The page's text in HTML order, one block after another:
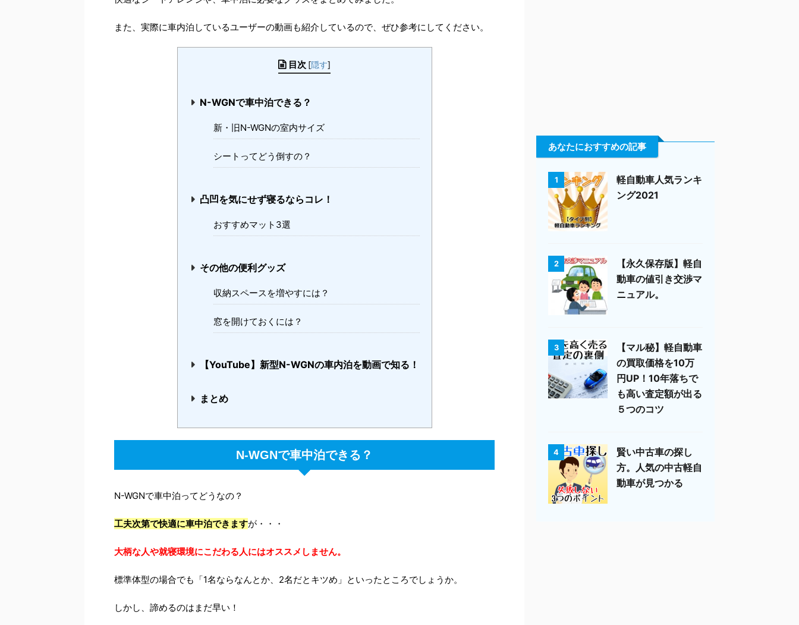
また、実際に車内泊しているユーザーの動画も紹介しているので、ぜひ参考にしてください。
目次 [隠す]
N-WGNで車中泊できる？
新・旧N-WGNの室内サイズ
シートってどう倒すの？
凸凹を気にせず寝るならコレ！
おすすめマット3選
その他の便利グッズ
収納スペースを増やすには？
窓を開けておくには？
【YouTube】新型N-WGNの車内泊を動画で知る！
まとめ
N-WGNで車中泊できる？
N-WGNで車中泊ってどうなの？
工夫次第で快適に車中泊できますが・・・
大柄な人や就寝環境にこだわる人にはオススメしません。
標準体型の場合でも「1名ならなんとか、2名だとキツめ」といったところでしょうか。
しかし、諦めるのはまだ早い！
あなたにおすすめの記事
1
軽自動車人気ランキ
ング2021
2
【永久保存版】軽自
動車の値引き交渉マ
ニュアル。
3
【マル秘】軽自動車
の買取価格を10万
円UP！10年落ちで
も高い査定額が出る
５つのコツ
4
賢い中古車の探し
方。人気の中古軽自
動車が見つかる